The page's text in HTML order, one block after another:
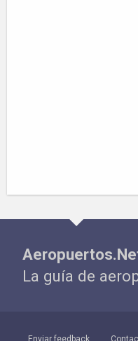
La guía de
Enviar feedback